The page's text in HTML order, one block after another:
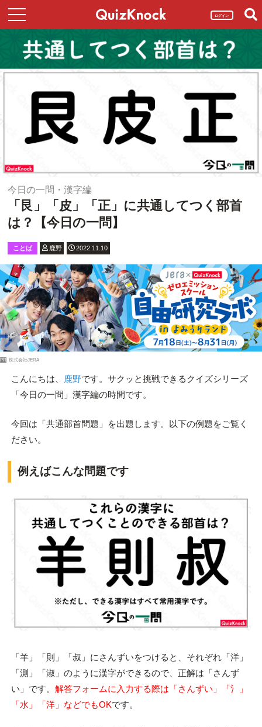
ログイン
今日の一問・漢字編
「艮」「皮」「正」に共通してつく部首
は？【今日の一問】
ことば 鹿野 2022.11.10
PR 株式会社JERA
こんにちは、 鹿野です。サクッと挑戦できるクイズシリーズ
「今日の一問」漢字編の時間です。
今回は「共通部首問題」を出題します。以下の例題をご覧く
ださい。
例えばこんな問題です
「羊」「則」「叔」にさんずいをつけると、それぞれ「洋」
「測」「淑」のように漢字ができるので、正解は「さんず
い」です。 解答フォームに入力する際は「さんずい」「氵」
「水」「洋」などでもOKです。